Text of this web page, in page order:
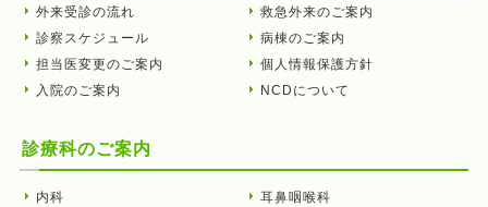
外来受診の流れ
診察スケジュール
担当医変更のご案内
入院のご案内
救急外来のご案内
病棟のご案内
個人情報保護方針
NCDについて
診療科のご案内
内科
耳鼻咽喉科